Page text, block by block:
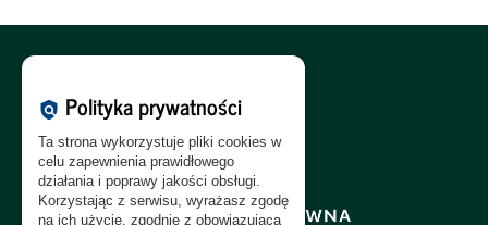
Polityka Prywatności:PL
Polityka RODO:PL|EN
policy Polityka prywatności
Ta strona wykorzystuje pliki cookies w
celu zapewnienia prawidłowego
działania i poprawy jakości obsługi.
Korzystając z serwisu, wyrażasz zgodę
na ich użycie, zgodnie z obowiązującą